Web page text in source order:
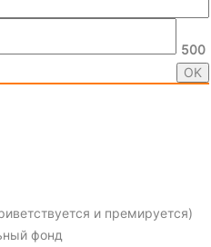
500
и премируется)
фонд